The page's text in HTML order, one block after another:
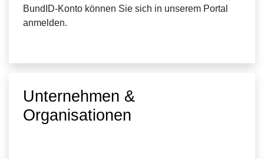
BundID-Konto können Sie sich in unserem Portal
anmelden.
Unternehmen &
Organisationen